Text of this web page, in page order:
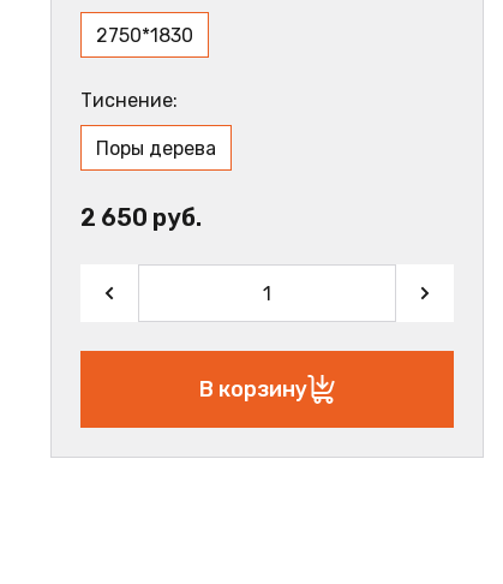
2750*1830
Тиснение:
Поры дерева
2 650 руб.
В корзину